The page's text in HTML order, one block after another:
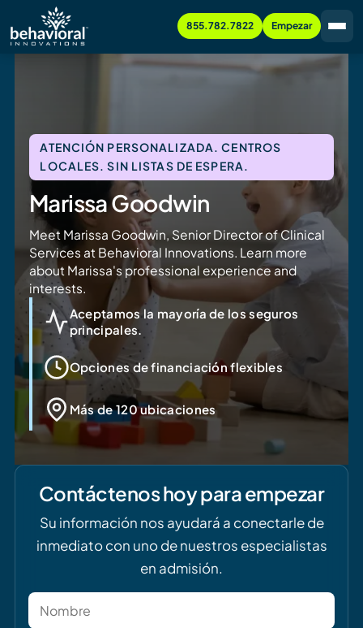
855.782.7822 Empezar
ATENCIÓN PERSONALIZADA. CENTROS
LOCALES. SIN LISTAS DE ESPERA.
Marissa Goodwin
Meet Marissa Goodwin, Senior Director of Clinical
Services at Behavioral Innovations. Learn more
about Marissa's professional experience and
interests.
Aceptamos la mayoría de los seguros
principales.
Opciones de financiación flexibles
Más de 120 ubicaciones
Contáctenos hoy para empezar
Su información nos ayudará a conectarle de
inmediato con uno de nuestros especialistas
en admisión.